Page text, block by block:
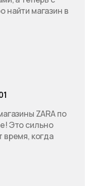
найти магазин в
ZARA по
Это сильно
время, когда